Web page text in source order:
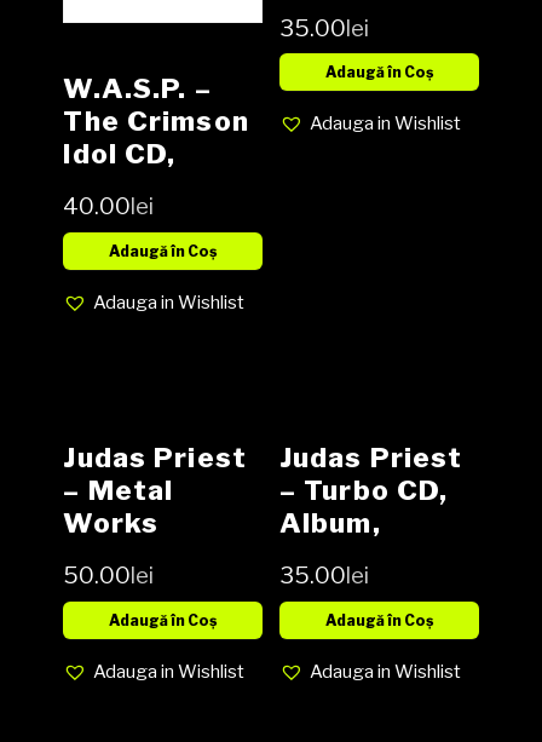
W.A.S.P. –
The Crimson
Idol CD,
40.00lei
Adaugă în Coș
Adauga in Wishlist
35.00lei
Adaugă în Coș
Adauga in Wishlist
Judas Priest
– Metal
Works
CD,
Compilation,
50.00lei
Adaugă în Coș
Adauga in Wishlist
Judas Priest
– Turbo CD,
Album,
35.00lei
Adaugă în Coș
Adauga in Wishlist